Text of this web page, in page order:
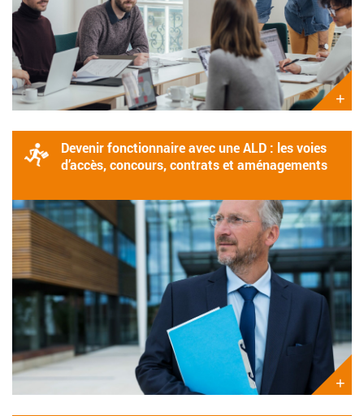
+
Devenir fonctionnaire avec une ALD : les voies
d’accès, concours, contrats et aménagements
+